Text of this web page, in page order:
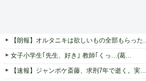
【朗報】オルタニキは欲しいもの全部もらった...
女子小学生｢先生、好き｣ 教師｢くっ…(葛...
【速報】ジャンポケ斎藤、求刑7年で逝く。実...